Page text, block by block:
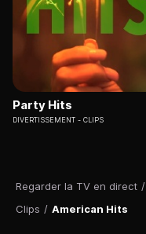
Regarder la TV en direct /
Clips / American Hits
Party Hits
DIVERTISSEMENT CLIPS